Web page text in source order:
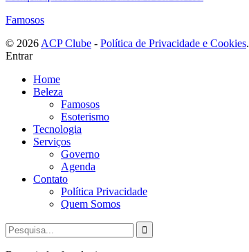
Famosos
©️ 2026 ACP Clube - Política de Privacidade e Cookies.
Entrar
Home
Beleza
Famosos
Esoterismo
Tecnologia
Serviços
Governo
Agenda
Contato
Política Privacidade
Quem Somos